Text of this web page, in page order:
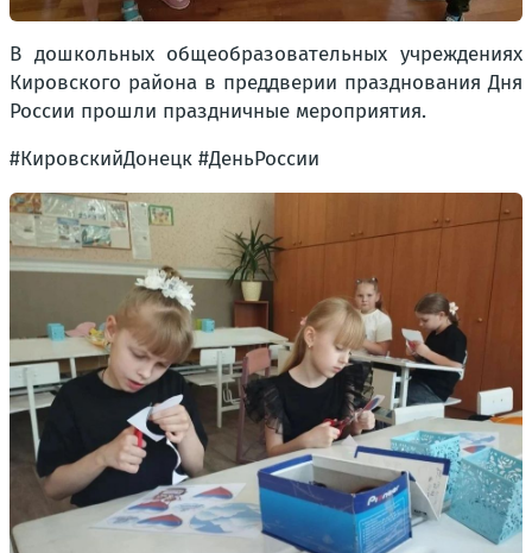
В дошкольных общеобразовательных учреждениях
Кировского района в преддверии празднования Дня
России прошли праздничные мероприятия.
#КировскийДонецк #ДеньРоссии